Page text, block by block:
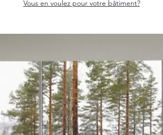
Vous en voulez pour votre bâtiment?